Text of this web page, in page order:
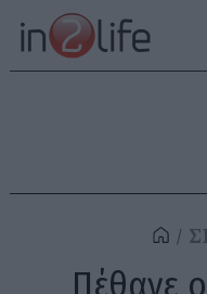
Πέθανε